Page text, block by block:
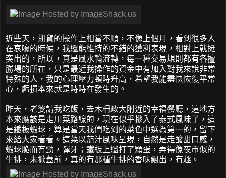
近些天，期貨的操作上相當不順，不像上個月，看到很多人
在哀嚎的時候，我還能維持的不錯的獲利表現，相對上就挺
突出的，所以，真是風水輪流轉，每一種交易規則都有各擅
勝場的所在，只是最近我操作的資金中有加入對我來說非常
特殊的人，我的心理壓力頓時升高，希望我能盡快恢復平常
心，虧損本來就是時時在發生的。
昨天，老婆請我吃飯，去木柵政大附近的幸福餐廳，這地方
本來應該是走川菜路線的，現在似乎摻入了泰式風味了，這
是鐵板蝦球，算是當天我們吃到的菜色中選為第一的，留下
來給大家看看。這菜以茄汁風味呈現，自然是走酸甜口感，
蝦球脆而有勁，彈牙；鐵板上還打了顆蛋，弄得像夜市似的
牛排，未掀蓋前，真的有那種牛排的香味飄出，有趣。